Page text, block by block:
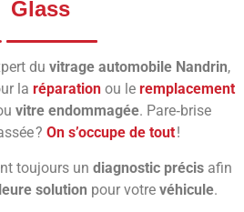
Glass
du vitrage automobile Nandrin,
la réparation ou le remplacement
vitre endommagée. Pare‑brise
? On s’occupe de tout!
toujours un diagnostic précis afin
solution pour votre véhicule.